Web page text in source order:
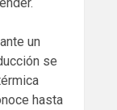
un
se
hasta